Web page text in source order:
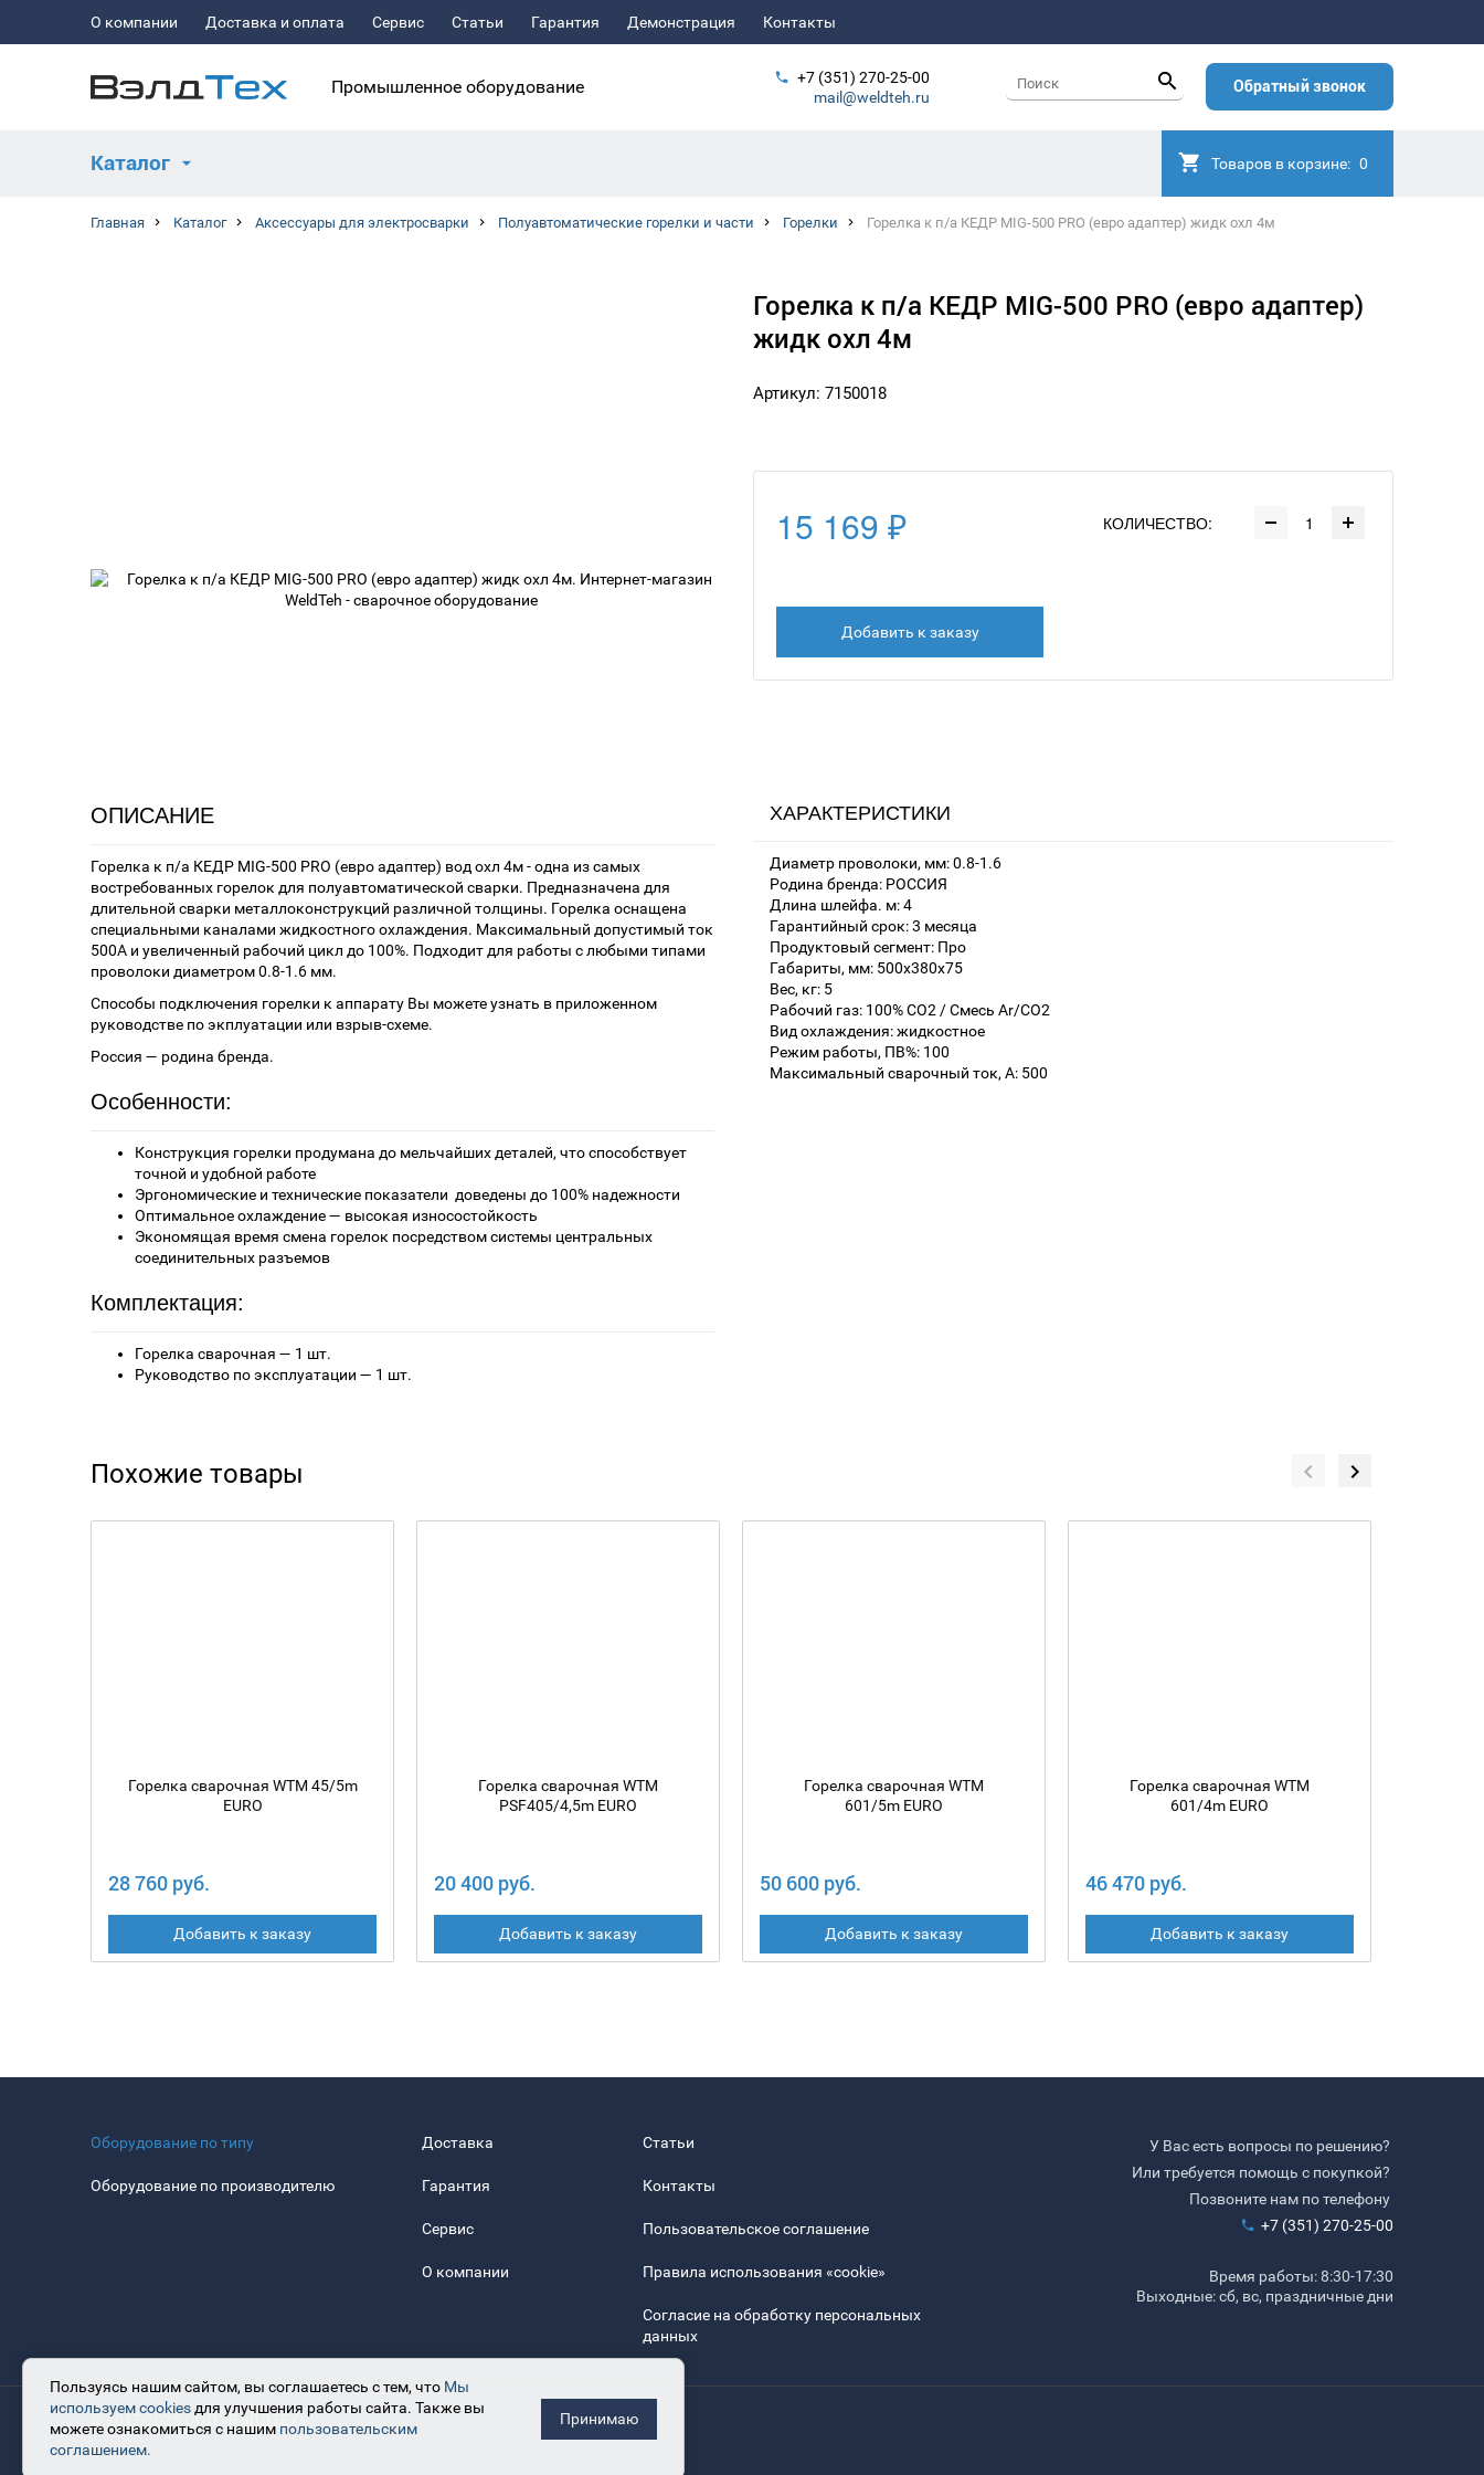
О компании Доставка и оплата Сервис Статьи Гарантия Демонстрация Контакты
Промышленное оборудование
+7 (351) 270-25-00
mail@weldteh.ru
Обратный звонок
Каталог Товаров в корзине: 0
Главная Каталог Аксессуары для электросварки Полуавтоматические горелки и части Горелки Горелка к п/а КЕДР MIG-500 PRO (евро адаптер) жидк охл 4м
Горелка к п/а КЕДР MIG-500 PRO (евро адаптер)
жидк охл 4м
Артикул: 7150018
15 169 ₽ КОЛИЧЕСТВО:
Добавить к заказу
ОПИСАНИЕ
Горелка к п/а КЕДР MIG-500 PRO (евро адаптер) вод охл 4м - одна из самых
востребованных горелок для полуавтоматической сварки. Предназначена для
длительной сварки металлоконструкций различной толщины. Горелка оснащена
специальными каналами жидкостного охлаждения. Максимальный допустимый ток
500А и увеличенный рабочий цикл до 100%. Подходит для работы с любыми типами
проволоки диаметром 0.8-1.6 мм.
Способы подключения горелки к аппарату Вы можете узнать в приложенном
руководстве по экплуатации или взрыв-схеме.
Россия — родина бренда.
Особенности:
Конструкция горелки продумана до мельчайших деталей, что способствует
точной и удобной работе
Эргономические и технические показатели доведены до 100% надежности
Оптимальное охлаждение — высокая износостойкость
Экономящая время смена горелок посредством системы центральных
соединительных разъемов
Комплектация:
Горелка сварочная — 1 шт.
Руководство по эксплуатации — 1 шт.
ХАРАКТЕРИСТИКИ
Диаметр проволоки, мм: 0.8-1.6
Родина бренда: РОССИЯ
Длина шлейфа. м: 4
Гарантийный срок: 3 месяца
Продуктовый сегмент: Про
Габариты, мм: 500x380x75
Вес, кг: 5
Рабочий газ: 100% CO2 / Смесь Ar/CO2
Вид охлаждения: жидкостное
Режим работы, ПВ%: 100
Максимальный сварочный ток, А: 500
Похожие товары
Горелка сварочная WTM 45/5m
EURO
28 760 руб.
Добавить к заказу
Горелка сварочная WTM
PSF405/4,5m EURO
20 400 руб.
Добавить к заказу
Горелка сварочная WTM
601/5m EURO
50 600 руб.
Добавить к заказу
Горелка сварочная WTM
601/4m EURO
46 470 руб.
Добавить к заказу
Оборудование по типу
Оборудование по производителю
Доставка
Гарантия
Сервис
О компании
Статьи
Контакты
Пользовательское соглашение
Правила использования «cookie»
Согласие на обработку персональных
данных
У Вас есть вопросы по решению?
Или требуется помощь с покупкой?
Позвоните нам по телефону
+7 (351) 270-25-00
Время работы: 8:30-17:30
Выходные: сб, вс, праздничные дни
© 2017-2025 ООО «ВЭЛДТЕХ»
Пользуясь нашим сайтом, вы соглашаетесь с тем, что Мы
используем cookies для улучшения работы сайта. Также вы
можете ознакомиться с нашим пользовательским
соглашением.
Принимаю